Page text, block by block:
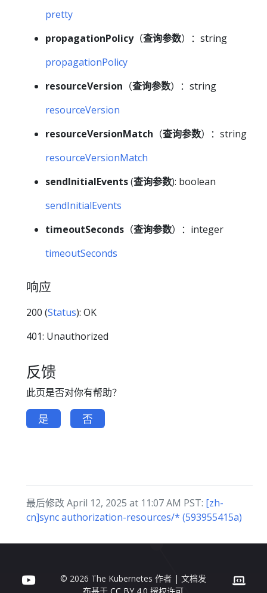
pretty
propagationPolicy（查询参数）：string
propagationPolicy
resourceVersion （查询参数）：string
resourceVersion
resourceVersionMatch （查询参数）：string
resourceVersionMatch
sendInitialEvents(查询参数): boolean
sendInitialEvents
timeoutSeconds （查询参数）：integer
timeoutSeconds
响应
200 (Status): OK
401: Unauthorized
反馈
此页是否对你有帮助？
是 否
最后修改 April 12, 2025 at 11:07 AM PST: [zh-
cn]sync authorization-resources/* (593955415a)
© 2026 The Kubernetes 作者 | 文档发